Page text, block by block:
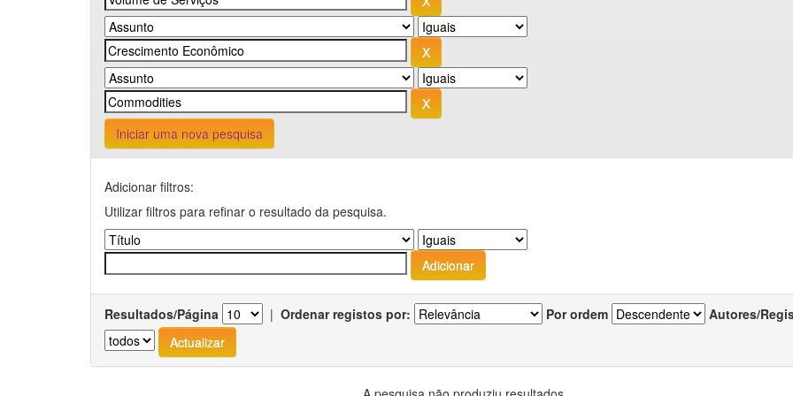
Iniciar uma nova pesquisa
Adicionar filtros:
Utilizar filtros para refinar o resultado da pesquisa.
Resultados/Página | Ordenar registos por: Por ordem Autores/